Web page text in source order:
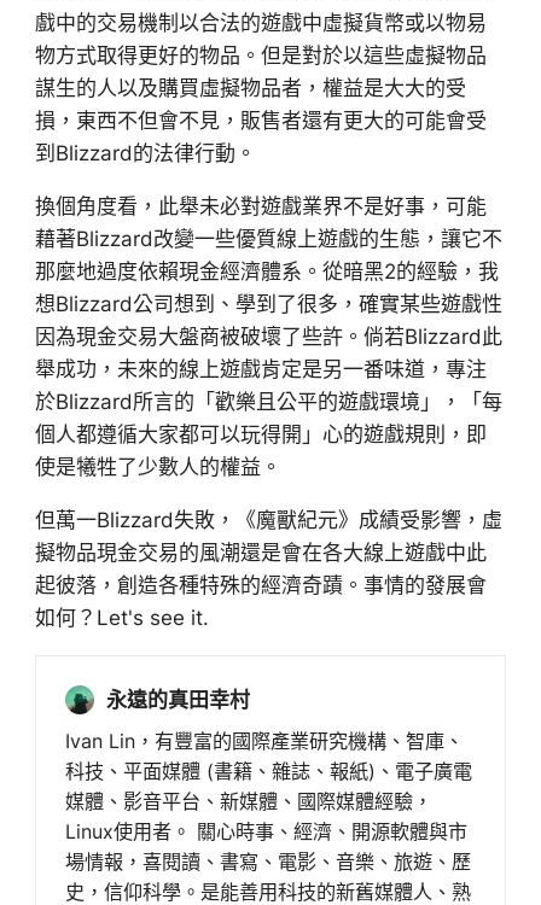
戲中的交易機制以合法的遊戲中虛擬貨幣或以物易
物方式取得更好的物品。但是對於以這些虛擬物品
謀生的人以及購買虛擬物品者，權益是大大的受
損，東西不但會不見，販售者還有更大的可能會受
到Blizzard的法律行動。
換個角度看，此舉未必對遊戲業界不是好事，可能
藉著Blizzard改變一些優質線上遊戲的生態，讓它不
那麼地過度依賴現金經濟體系。從暗黑2的經驗，我
想Blizzard公司想到、學到了很多，確實某些遊戲性
因為現金交易大盤商被破壞了些許。倘若Blizzard此
舉成功，未來的線上遊戲肯定是另一番味道，專注
於Blizzard所言的「歡樂且公平的遊戲環境」，「每
個人都遵循大家都可以玩得開」心的遊戲規則，即
使是犧牲了少數人的權益。
但萬一Blizzard失敗，《魔獸紀元》成績受影響，虛
擬物品現金交易的風潮還是會在各大線上遊戲中此
起彼落，創造各種特殊的經濟奇蹟。事情的發展會
如何？Let's see it.
永遠的真田幸村
Ivan Lin，有豐富的國際產業研究機構、智庫、
科技、平面媒體 (書籍、雜誌、報紙)、電子廣電
媒體、影音平台、新媒體、國際媒體經驗，
Linux使用者。 關心時事、經濟、開源軟體與市
場情報，喜閱讀、書寫、電影、音樂、旅遊、歷
史，信仰科學。是能善用科技的新舊媒體人、熟